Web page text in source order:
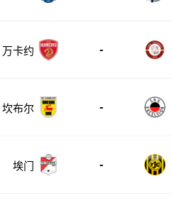
万卡约 -
坎布尔 -
埃门 -